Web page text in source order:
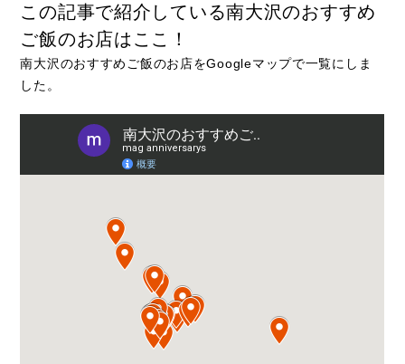
この記事で紹介している南大沢のおすすめ
ご飯のお店はここ！
南大沢のおすすめご飯のお店をGoogleマップで一覧にしま
した。